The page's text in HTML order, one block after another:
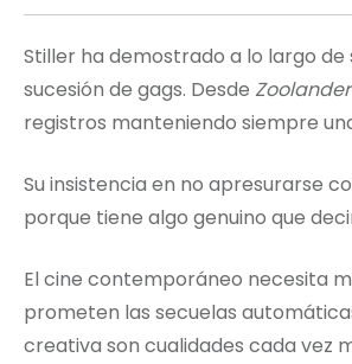
Stiller ha demostrado a lo largo
sucesión de gags. Desde Zoolander
registros manteniendo siempre
Su insistencia en no apresurarse
porque tiene algo genuino que
El cine contemporáneo necesita
prometen las secuelas
creativa son cualidades cada vez